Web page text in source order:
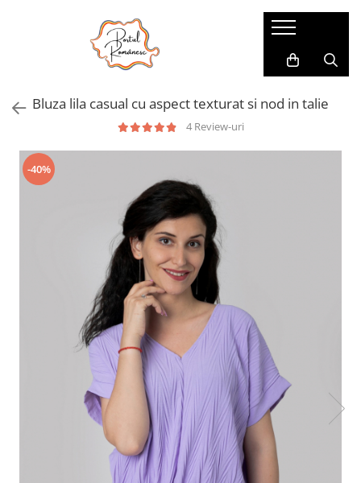
Pijamale Dama Marimi Mari
Pijamale Baieti
Pijamale Fetite
Imbracaminte copii
Imbracaminte Baieti
Bluza lila casual cu aspect texturat si nod in talie
4 Review-uri
-40%